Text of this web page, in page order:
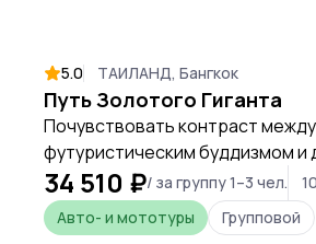
5.0 ТАИЛАНД, Бангкок
Путь Золотого Гиганта
Почувствовать контраст между
футуристическим буддизмом и
аскетическими практиками,
королевской святыне и
Будду.
34 510 ₽/ за группу 1–3 чел.
Авто- и мототуры
Групповой